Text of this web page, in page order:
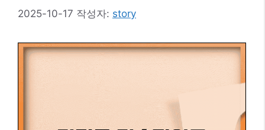
2025-10-17 작성자: story